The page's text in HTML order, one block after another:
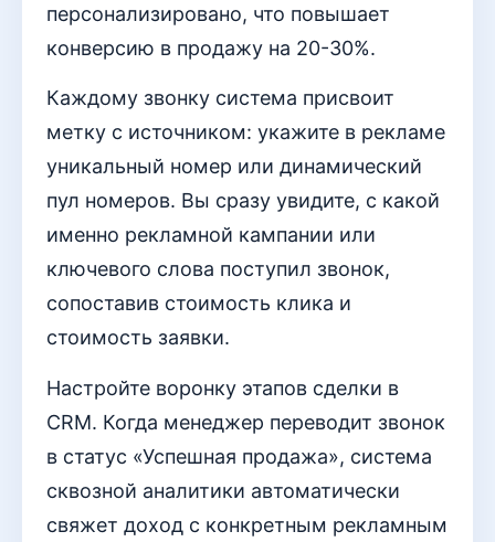
персонализировано, что повышает
конверсию в продажу на 20-30%.
Каждому звонку система присвоит
метку с источником: укажите в рекламе
уникальный номер или динамический
пул номеров. Вы сразу увидите, с какой
именно рекламной кампании или
ключевого слова поступил звонок,
сопоставив стоимость клика и
стоимость заявки.
Настройте воронку этапов сделки в
CRM. Когда менеджер переводит звонок
в статус «Успешная продажа», система
сквозной аналитики автоматически
свяжет доход с конкретным рекламным